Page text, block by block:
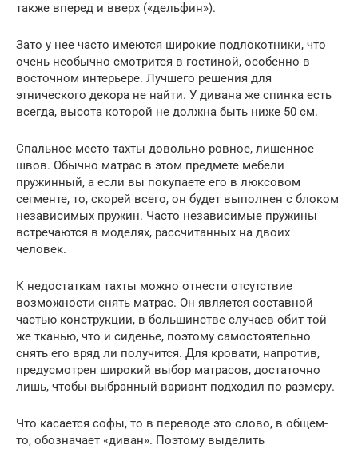
также вперед и вверх («дельфин»).
Зато у нее часто имеются широкие подлокотники, что
очень необычно смотрится в гостиной, особенно в
восточном интерьере. Лучшего решения для
этнического декора не найти. У дивана же спинка есть
всегда, высота которой не должна быть ниже 50 см.
Спальное место тахты довольно ровное, лишенное
швов. Обычно матрас в этом предмете мебели
пружинный, а если вы покупаете его в люксовом
сегменте, то, скорей всего, он будет выполнен с блоком
независимых пружин. Часто независимые пружины
встречаются в моделях, рассчитанных на двоих
человек.
К недостаткам тахты можно отнести отсутствие
возможности снять матрас. Он является составной
частью конструкции, в большинстве случаев обит той
же тканью, что и сиденье, поэтому самостоятельно
снять его вряд ли получится. Для кровати, напротив,
предусмотрен широкий выбор матрасов, достаточно
лишь, чтобы выбранный вариант подходил по размеру.
Что касается софы, то в переводе это слово, в общем-
то, обозначает «диван». Поэтому выделить